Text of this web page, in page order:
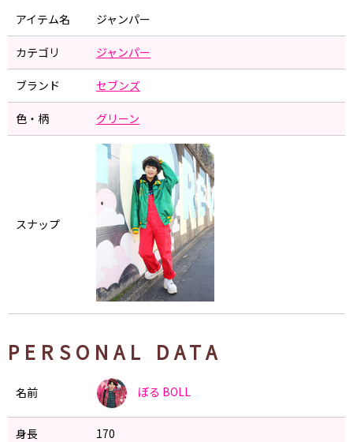
アイテム名 ジャンパー
カテゴリ ジャンパー
ブランド セブンズ
色・柄 グリーン
スナップ
PERSONAL DATA
名前 ぼる BOLL
身長 170